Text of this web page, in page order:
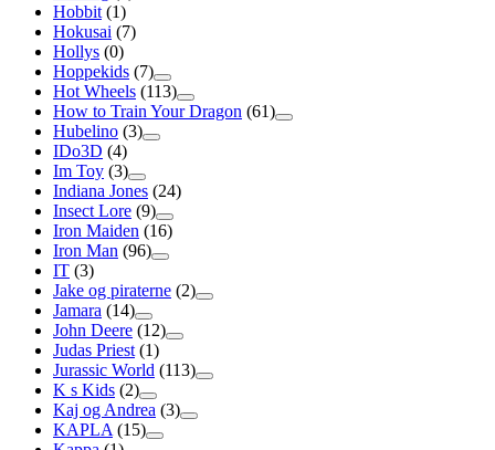
Hobbit (1)
Hokusai (7)
Hollys (0)
Hoppekids (7)
Hot Wheels (113)
How to Train Your Dragon (61)
Hubelino (3)
IDo3D (4)
Im Toy (3)
Indiana Jones (24)
Insect Lore (9)
Iron Maiden (16)
Iron Man (96)
IT (3)
Jake og piraterne (2)
Jamara (14)
John Deere (12)
Judas Priest (1)
Jurassic World (113)
K s Kids (2)
Kaj og Andrea (3)
KAPLA (15)